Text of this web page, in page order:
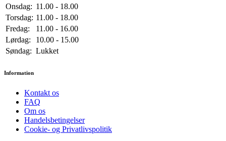
Onsdag: 11.00 - 18.00
Torsdag: 11.00 - 18.00
Fredag:
11.00 - 16.00
Lørdag:
10.00 - 15.00
Søndag: Lukket
Information
Kontakt os
FAQ
Om os
Handelsbetingelser
Cookie- og Privatlivspolitik